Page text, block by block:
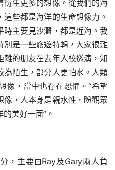
衍生更多的想像。從我們的海
些都是海洋的生命想像力。
時主要見沙灘，都是近海。我
別是一些旅遊特輯，大家很難
離的朋友在去年入校巡演，知
為陌生，部分人更怕水。人類
像，當中也存在恐懼。“希望
像，人本身是親水性，盼觀眾
美好一面”。
，主要由Ray及Gary兩人負